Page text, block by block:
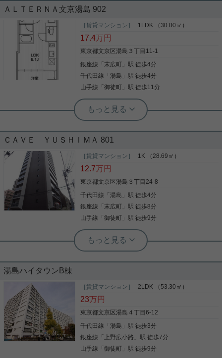
ＡＬＴＥＲＮＡ文京湯島 902
［賃貸マンション］ 1LDK （30.00㎡）
17.4万円
東京都文京区湯島３丁目11-1
銀座線 「 末広町 」駅 徒歩4分
千代田線 「湯島 」駅 徒歩4分
山手線 「御徒町 」駅 徒歩11分
実用春日ホーム 春日町店 堀江健太郎
嬉しい敷礼ゼロ！しかもフリーレント1
まで219mです。共用部には宅配ボックス・ゴミ出
し24時間OKなどが備わっておりとても充実してい
ます。セキュリティ面は、TVインターホン・オート
ロックなど充実しているので、防犯対策もばっちり
に揃っており、過ごしやすいお部屋になっておりま
す。収納はクロゼット・シューズボックスなど豊富
なので、衣類や履き物の整理がしやすく便利です。
お部屋探しも楽しく。文京区や銀座線末広町付近の
ことなら当社へご連絡下さい。経験豊富なスタッフ
がお待ちしております。
写真(9)
ＣＡＶＥ ＹＵＳＨＩＭＡ 801
［賃貸マンション］ 1K （28.69㎡）
12.7万円
東京都文京区湯島３丁目24-8
千代田線 「湯島 」駅 徒歩4分
銀座線 「 末広町 」駅 徒歩8分
山手線 「御徒町 」駅 徒歩9分
実用春日ホーム 小石川店 スタッフ上田
☆駅から徒歩１分の人気の１Ｋ☆イン
設備・住環境ともにこだわりたい方におすすめ！ 8
階ならではの開放感が魅力の1Kタイプ。 7.6帖のゆ
とりある洋室は家具の配置もしやすく、ウォークイ
キッチンや独立洗面台、浴室乾燥機、温水洗浄便座
など人気設備が充実しており、毎日を快適にお過ご
しいただけます。 さらに、オートロック・モニター
付きインターホン・防犯カメラなどセキュリティ面
湯島ハイタウンB棟
［賃貸マンション］ 2LDK （53.30㎡）
23万円
東京都文京区湯島４丁目6-12
千代田線 「湯島 」駅 徒歩3分
銀座線 「 上野広小路 」駅 徒歩7分
山手線 「御徒町 」駅 徒歩9分